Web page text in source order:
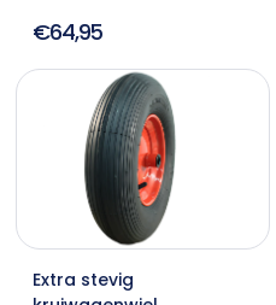
€64,95
Extra stevig